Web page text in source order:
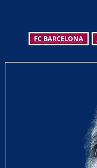
FC BARCELONA